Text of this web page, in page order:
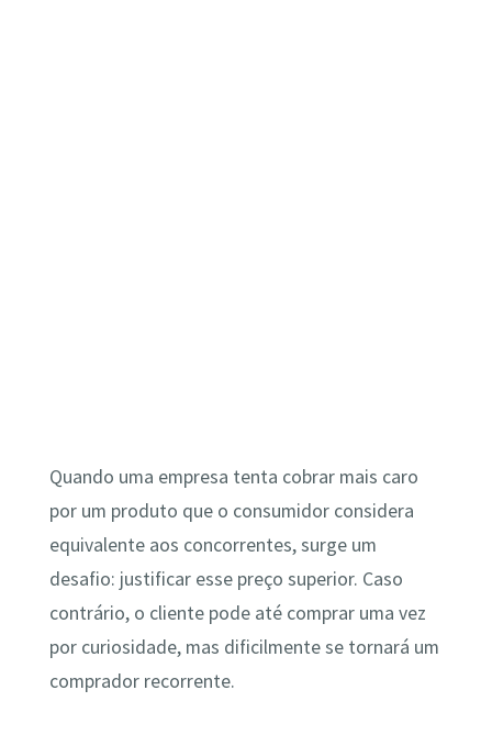
Quando uma empresa tenta cobrar mais caro
por um produto que o consumidor considera
equivalente aos concorrentes, surge um
desafio: justificar esse preço superior. Caso
contrário, o cliente pode até comprar uma vez
por curiosidade, mas dificilmente se tornará um
comprador recorrente.